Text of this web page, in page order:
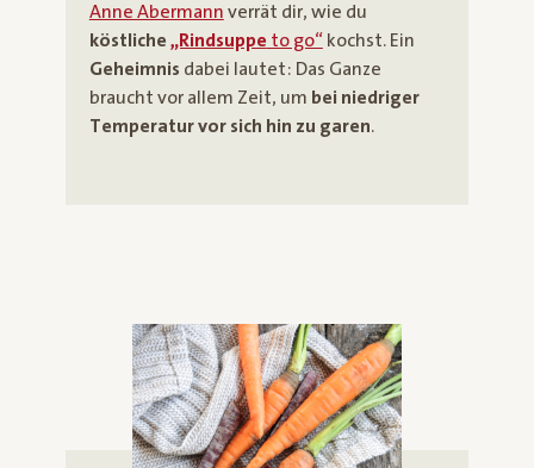
Anne Abermann verrät dir, wie du
köstliche „Rindsuppe to go“kochst. Ein
Geheimnis dabei lautet: Das Ganze
braucht vor allem Zeit, um bei niedriger
Temperatur vor sich hin zu garen.